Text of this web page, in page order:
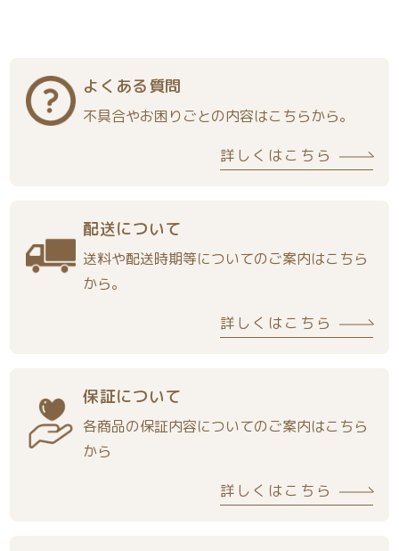
よくある質問
不具合やお困りごとの内容はこちらから。
詳しくはこちら
配送について
送料や配送時期等についてのご案内はこちら
から。
詳しくはこちら
保証について
各商品の保証内容についてのご案内はこちら
から
詳しくはこちら